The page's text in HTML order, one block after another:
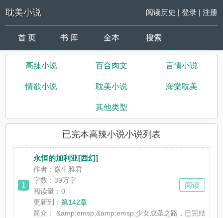
耽美小说 阅读历史 | 登录| 注册
首 页 书 库 全本 搜索
高辣小说 百合肉文 言情小说
情欲小说 耽美小说 海棠耽美
其他类型
已完本高辣小说小说列表
1
永恒的加利亚[西幻]
作者：微生雅君
字数：39万字
阅读量：0
更新到：第142章
简介：
&amp;emsp;&amp;emsp;少女成圣之路，已完结。
阅读